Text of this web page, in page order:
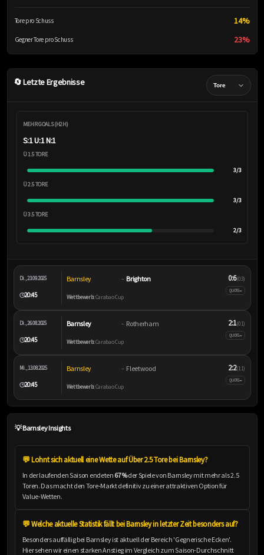
Tore pro Schuss 14%
Gegner Tore pro Schuss 23%
🔄 Letzte Ergebnisse
MEHR GOALS (H2H)
S:1 U:1 N:1
Ü 1.5 TORE
3/3
Ü 2.5 TORE
3/3
Ü 3.5 TORE
2/3
Di., 23.09.2025
🕒20:45
Barnsley – Brighton
Wettbewerb:Carabao Cup
0:6(0:3)
QUOTE–
Di., 26.08.2025
🕒20:45
Barnsley – Rotherham
Wettbewerb:Carabao Cup
2:1(0:1)
QUOTE–
Mi., 13.08.2025
🕒20:45
Barnsley – Fleetwood
Wettbewerb:Carabao Cup
2:2(1:1)
QUOTE–
💡 Barnsley Insights
💬 Lohnt sich aktuell eine Wette auf Über 2.5 Tore bei Barnsley?
In der laufenden Saison endeten 67%der Spiele von Barnsley mit mehr als 2.5
Toren. Das macht den Tore-Markt definitiv zu einer attraktiven Option für
Value-Wetten.
💬 Welche aktuelle Statistik fällt bei Barnsley in letzter Zeit besonders auf?
Besonders auffällig bei Barnsley ist aktuell der Bereich 'Gegnerische Ecken'.
Hier sehen wir einen starken Anstieg im Vergleich zum Saison-Durchschnitt